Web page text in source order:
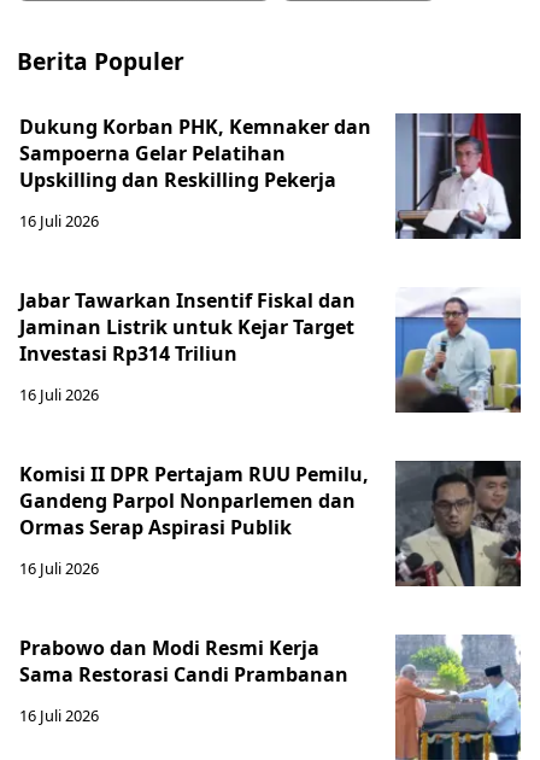
Berita Populer
Dukung Korban PHK, Kemnaker dan
Sampoerna Gelar Pelatihan
Upskilling dan Reskilling Pekerja
16 Juli 2026
Jabar Tawarkan Insentif Fiskal dan
Jaminan Listrik untuk Kejar Target
Investasi Rp314 Triliun
16 Juli 2026
Komisi II DPR Pertajam RUU Pemilu,
Gandeng Parpol Nonparlemen dan
Ormas Serap Aspirasi Publik
16 Juli 2026
Prabowo dan Modi Resmi Kerja
Sama Restorasi Candi Prambanan
16 Juli 2026